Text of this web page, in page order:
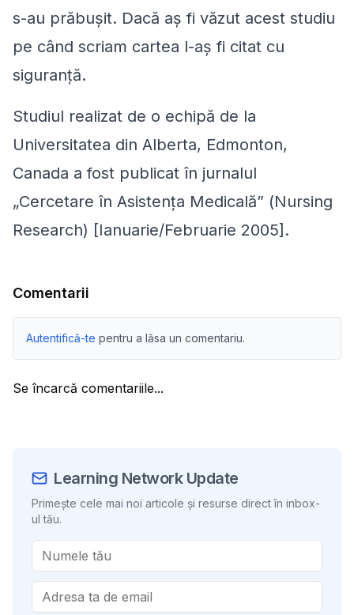
s-au prăbușit. Dacă aș fi văzut acest studiu
pe când scriam cartea l-aș fi citat cu
siguranță.
Studiul realizat de o echipă de la
Universitatea din Alberta, Edmonton,
Canada a fost publicat în jurnalul
„Cercetare în Asistența Medicală” (Nursing
Research) [Ianuarie/Februarie 2005].
Comentarii
Autentifică-te pentru a lăsa un comentariu.
Se încarcă comentariile...
Learning Network Update
Primește cele mai noi articole și resurse direct în inbox-
ul tău.